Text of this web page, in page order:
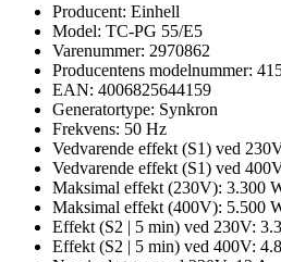
Producent: Einhell
Model: TC-PG 55/E5
Varenummer: 2970862
Producentens modelnummer:
EAN: 4006825644159
Generatortype: Synkron
Frekvens: 50 Hz
Vedvarende effekt (S1) ved
Vedvarende effekt (S1) ved
Maksimal effekt (230V): 3.300
Maksimal effekt (400V): 5.500
Effekt (S2 | 5 min) ved 230V:
Effekt (S2 | 5 min) ved 400V: